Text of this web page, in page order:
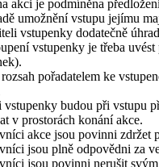
akci je podmíněna
umožnění vstupu jejímu
vstupenky dodatečně
vstupenky je třeba
pořadatelem ke
budou při vstupu
v prostorách konání akce.
akce jsou povinni zdržet
jsou plně odpovědni za
jsou povinni nerušit